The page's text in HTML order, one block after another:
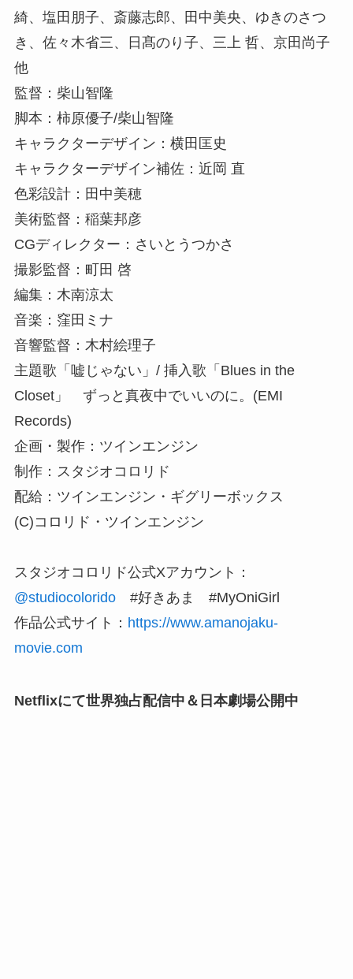
綺、塩田朋子、斎藤志郎、田中美央、ゆきのさつ
き、佐々木省三、日髙のり子、三上 哲、京田尚子
他
監督：柴山智隆
脚本：柿原優子/柴山智隆
キャラクターデザイン：横田匡史
キャラクターデザイン補佐：近岡 直
色彩設計：田中美穂
美術監督：稲葉邦彦
CGディレクター：さいとうつかさ
撮影監督：町田 啓
編集：木南涼太
音楽：窪田ミナ
音響監督：木村絵理子
主題歌「嘘じゃない」/ 挿入歌「Blues in the
Closet」 ずっと真夜中でいいのに。(EMI
Records)
企画・製作：ツインエンジン
制作：スタジオコロリド
配給：ツインエンジン・ギグリーボックス
(C)コロリド・ツインエンジン
スタジオコロリド公式Xアカウント：
@studiocolorido#好きあま #MyOniGirl
作品公式サイト： https://www.amanojaku-
movie.com
Netflixにて世界独占配信中＆日本劇場公開中